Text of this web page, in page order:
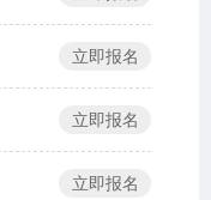
立即报名
立即报名
立即报名